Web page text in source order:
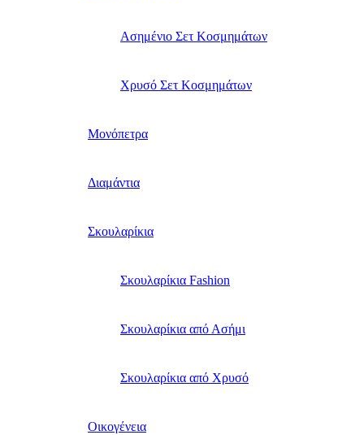
Ασημένιο Σετ Κοσμημάτων
Χρυσό Σετ Κοσμημάτων
Μονόπετρα
Διαμάντια
Σκουλαρίκια
Σκουλαρίκια Fashion
Σκουλαρίκια από Ασήμι
Σκουλαρίκια από Χρυσό
Οικογένεια